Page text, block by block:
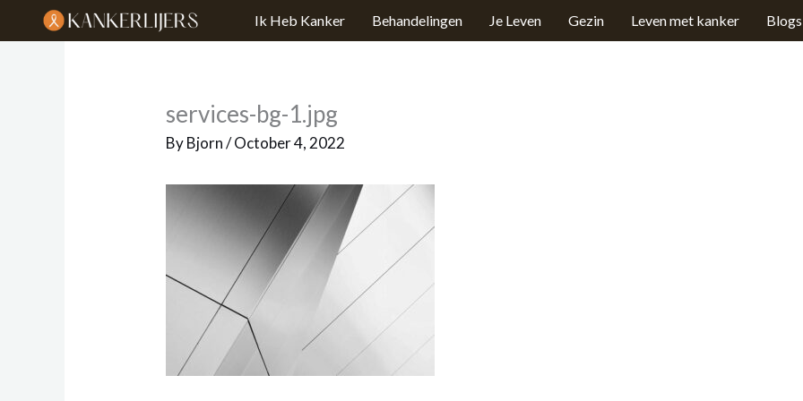
Ik Heb Kanker Behandelingen Je Leven Gezin Leven met kanker Blogs
services-bg-1.jpg
ByBjorn/October 4, 2022